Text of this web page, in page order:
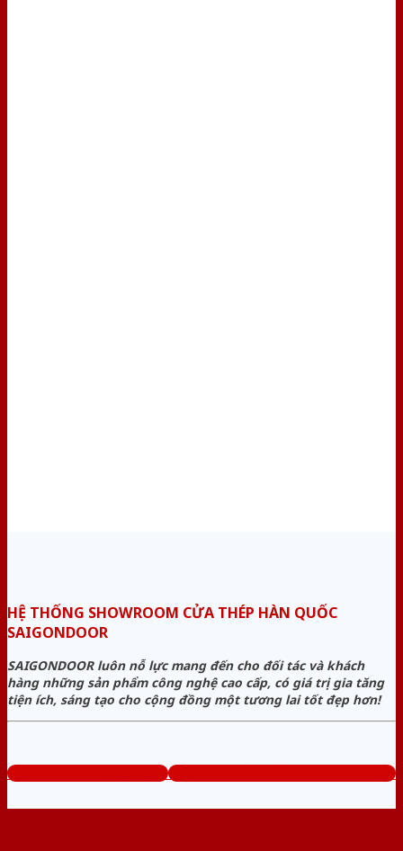
HỆ THỐNG SHOWROOM CỬA THÉP HÀN QUỐC
SAIGONDOOR
SAIGONDOOR luôn nỗ lực mang đến cho đối tác và khách
hàng những sản phẩm công nghệ cao cấp, có giá trị gia tăng
tiện ích, sáng tạo cho cộng đồng một tương lai tốt đẹp hơn!
www.cuathephanquoc.com Tổng đài tư vấn miễn phí: 0824.400.400